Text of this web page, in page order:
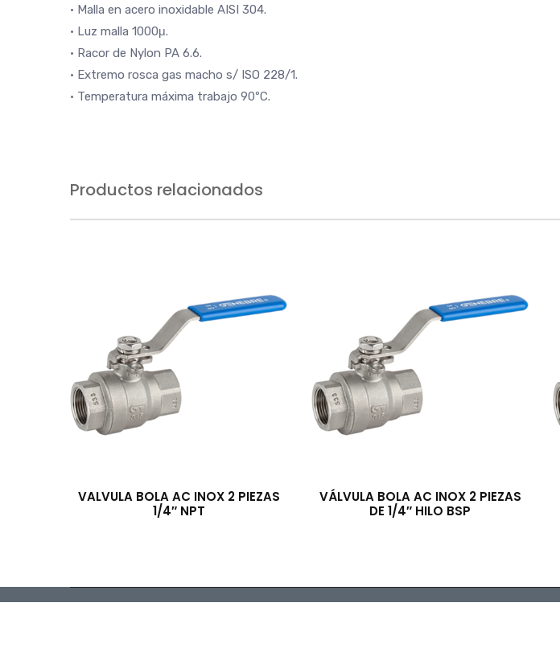
• Malla en acero inoxidable AISI 304.
• Luz malla 1000μ.
• Racor de Nylon PA 6.6.
• Extremo rosca gas macho s/ ISO 228/1.
• Temperatura máxima trabajo 90ºC.
Productos relacionados
VALVULA BOLA AC INOX 2 PIEZAS
1/4″ NPT
VÁLVULA BOLA AC INOX 2 PIEZAS
DE 1/4″ HILO BSP